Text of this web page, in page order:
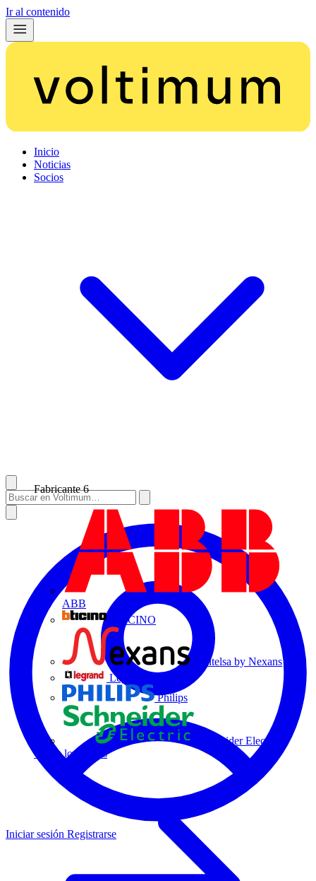
Ir al contenido
Inicio
Noticias
Socios
Fabricante 6
ABB
BTICINO
Centelsa by Nexans
Legrand
Philips
Schneider Electric
Todos los socios
Iniciar sesión Registrarse